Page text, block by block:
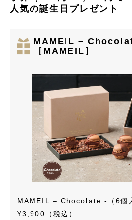
人気の誕生日プレゼント
MAMEIL –
［MAMEIL］
MAMEIL – Chocolate -（6個
¥3,900（税込）